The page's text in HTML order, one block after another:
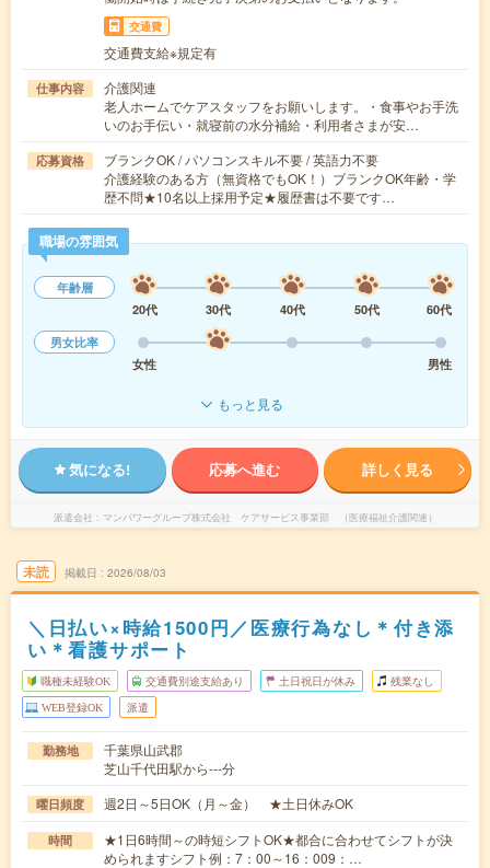
交通費
交通費支給※規定有
仕事内容
介護関連
老人ホームでケアスタッフをお願いします。・食事やお手洗
いのお手伝い・就寝前の水分補給・利用者さまが安…
応募資格
ブランクOK / パソコンスキル不要 / 英語力不要
介護経験のある方（無資格でもOK！）ブランクOK年齢・学
歴不問★10名以上採用予定★履歴書は不要です…
職場の雰囲気
年齢層
20代
30代 40代 50代
60代
男女比率
女性
男性
もっと見る
気になる! 応募へ進む 詳しく見る
派遣会社 マンパワーグループ株式会社 ケアサービス事業部 （医療福祉介護関連）
未読 掲載日 2026/08/03
＼日払い×時給1500円／医療行為なし＊付き添
い＊看護サポート
職種未経験OK 交通費別途支給あり 土日祝日が休み 残業なし
WEB登録OK 派遣
勤務地
千葉県山武郡
芝山千代田駅から---分
曜日頻度 週2日～5日OK（月～金） ★土日休みOK
時間
★1日6時間～の時短シフトOK★都合に合わせてシフトが決
められますシフト例：7：00～16：009：…